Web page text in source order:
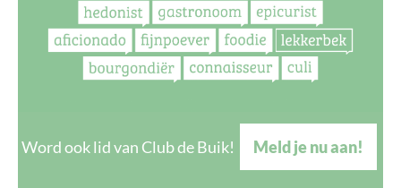
Word ook lid van Club de Buik! Meld je nu aan!